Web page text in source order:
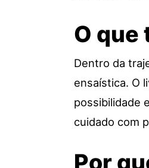
O que
Dentro da
ensaística. O
possibilidade
cuidado com
Por